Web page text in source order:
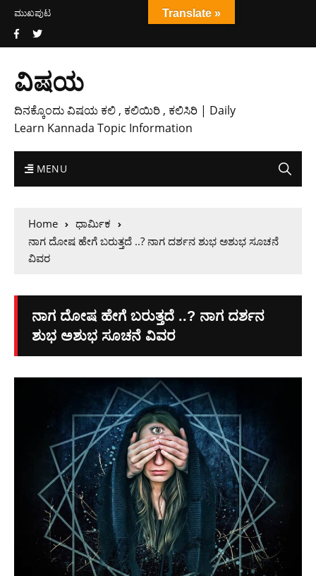
ಮುಖಪುಟ
ವಿಷಯ
ದಿನಕ್ಕೊಂದು ವಿಷಯ ಕಲಿ , ಕಲಿಯಿರಿ , ಕಲಿಸಿರಿ | Daily
Learn Kannada Topic Information
MENU
Home
ಧಾರ್ಮಿಕ
ನಾಗ ದೋಷ ಹೇಗೆ ಬರುತ್ತದೆ ..? ನಾಗ ದರ್ಶನ ಶುಭ ಅಶುಭ ಸೂಚನೆ
ವಿವರ
ನಾಗ ದೋಷ ಹೇಗೆ ಬರುತ್ತದೆ ..? ನಾಗ ದರ್ಶನ
ಶುಭ ಅಶುಭ ಸೂಚನೆ ವಿವರ
Translate »